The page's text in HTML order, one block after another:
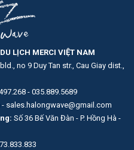
LỊCH MERCI VIỆT NAM
no 9 Duy Tan str., Cau Giay dist.,
- 035.889.5689
Số 36 Bế Văn Đàn - P. Hồng Hà -